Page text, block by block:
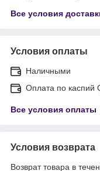
Все условия
Условия оплаты
Наличными
Оплата по каспий
Все условия оплаты
Условия возврата
Возврат товара в